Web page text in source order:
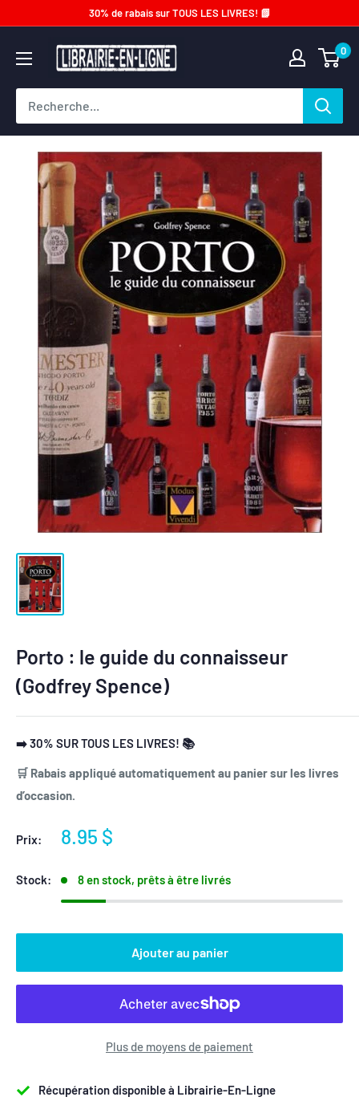
contenu
30% de rabais sur TOUS LES LIVRES! 📗
Librairie-
en-
ligne.com
0
Porto : le guide du connaisseur
(Godfrey Spence)
➡️ 30% SUR TOUS LES LIVRES! 📚
🛒 Rabais appliqué automatiquement au panier sur les livres
d’occasion.
Prix:
Prix
8.95 $
Stock: 8 en stock, prêts à être livrés
Ajouter au panier
Plus de moyens de paiement
Récupération disponible à Librairie-En-Ligne